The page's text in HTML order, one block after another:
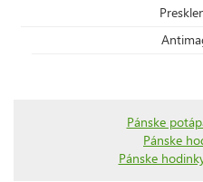
Pánske
Pánske
Pánske